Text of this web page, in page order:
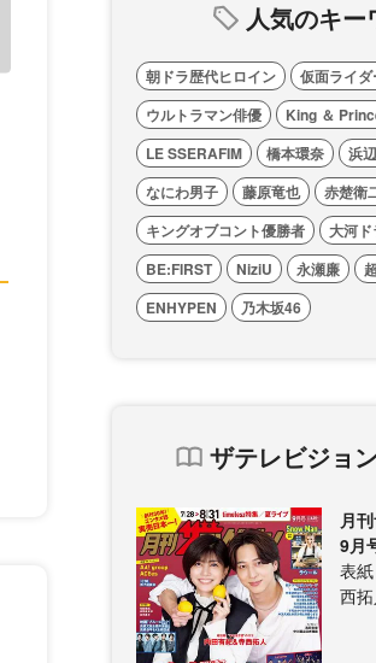
人気のキー
朝ドラ歴代ヒロイン
仮面ライ
ウルトラマン俳優
King ＆
LE SSERAFIM
橋本環奈
浜
なにわ男子
藤原竜也
赤楚衛
キングオブコント優勝者
大河
BE:FIRST
NiziU 永瀬廉
ENHYPEN
乃木坂46
ザテレビジョ
月
9月
表
西拓